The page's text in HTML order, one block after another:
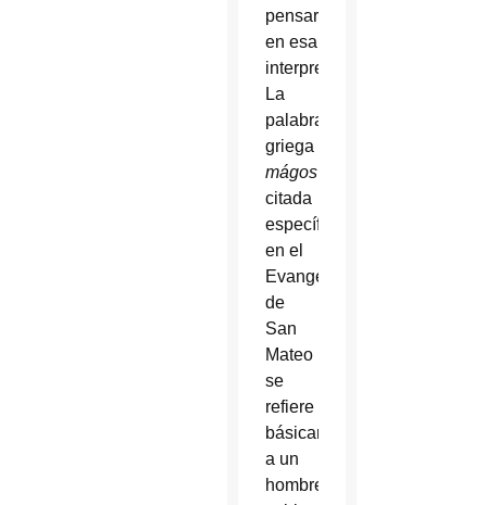
pensar
en esa
interpretación.
La
palabra
griega
mágos
citada
específicamente
en el
Evangelio
de
San
Mateo
se
refiere
básicamente
a un
hombre